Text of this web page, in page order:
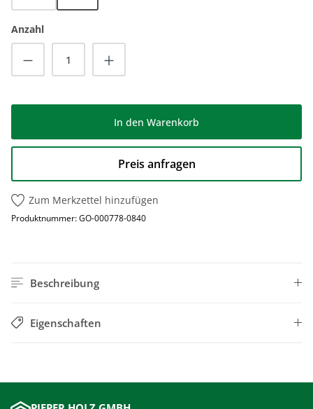
Anzahl
Produkt Anzahl: Gib den gewünschten
In den Warenkorb
Preis anfragen
Zum Merkzettel hinzufügen
Produktnummer:GO-000778-0840
Beschreibung
Eigenschaften